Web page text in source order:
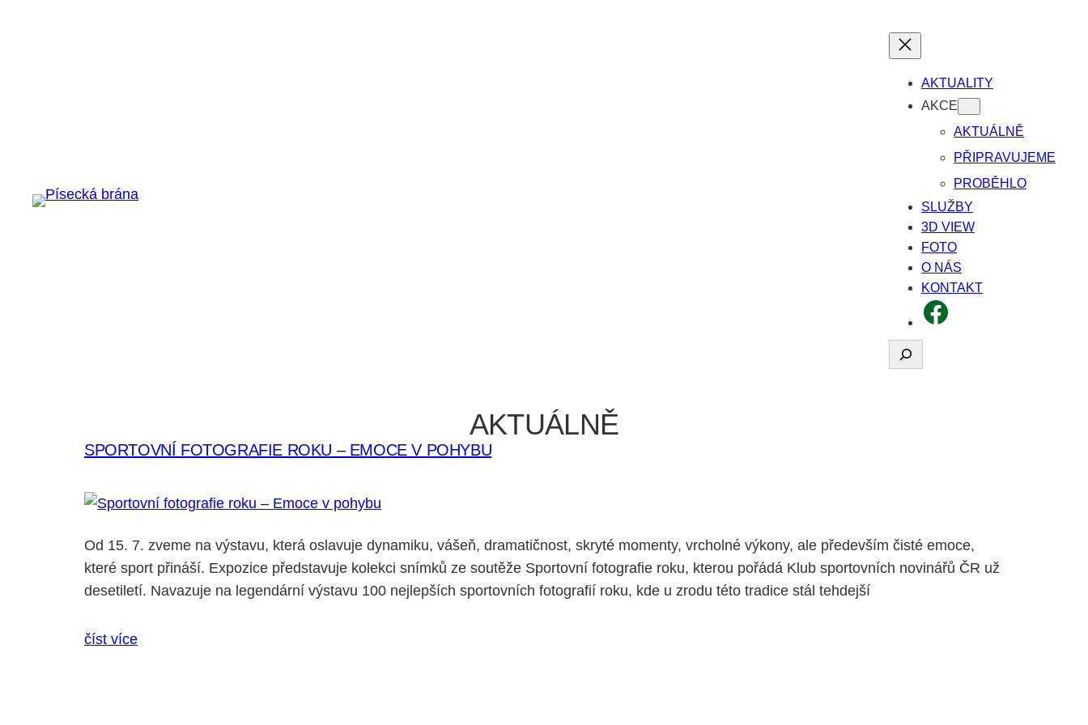
AKTUALITY
AKCE
AKTUÁLNĚ
PŘIPRAVUJEME
PROBĚHLO
SLUŽBY
3D VIEW
FOTO
O NÁS
KONTAKT
FACEBOOK
Hledat
AKTUÁLNĚ
SPORTOVNÍ FOTOGRAFIE ROKU – EMOCE V POHYBU
Od 15. 7. zveme na výstavu, která oslavuje dynamiku, vášeň, dramatičnost, skryté momenty, vrcholné výkony, ale především čisté emoce,
které sport přináší. Expozice představuje kolekci snímků ze soutěže Sportovní fotografie roku, kterou pořádá Klub sportovních novinářů ČR už
desetiletí. Navazuje na legendární výstavu 100 nejlepších sportovních fotografií roku, kde u zrodu této tradice stál tehdejší
číst více